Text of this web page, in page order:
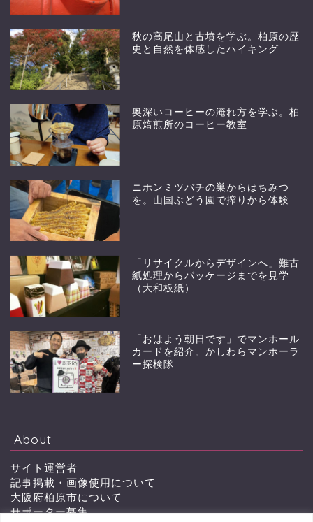
秋の高尾山と古墳を学ぶ。柏原の歴
史と自然を体感したハイキング
奥深いコーヒーの淹れ方を学ぶ。柏
原焙煎所のコーヒー教室
ニホンミツバチの巣からはちみつ
を。山国ぶどう園で搾りから体験
「リサイクルからデザインへ」難古
紙処理からパッケージまでを見学
（大和板紙）
「おはよう朝日です」でマンホール
カードを紹介。かしわらマンホーラ
ー探検隊
About
サイト運営者
記事掲載・画像使用について
大阪府柏原市について
サポーター募集